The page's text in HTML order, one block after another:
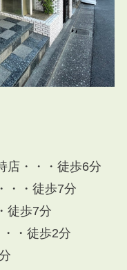
店・・・徒歩6分
・・徒歩7分
徒歩7分
・徒歩2分